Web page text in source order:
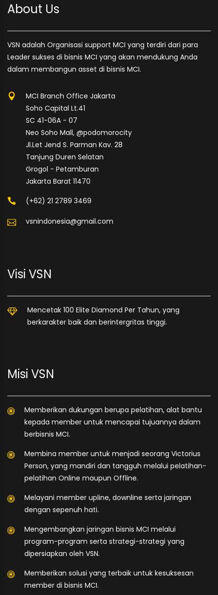
About Us
VSN adalah Organisasi support MCI yang terdiri dari para
Leader sukses di bisnis MCI yang akan mendukung Anda
dalam membangun asset di bisnis MCI.
MCI Branch Office Jakarta
Soho Capital Lt.41
SC 41-06A - 07
Neo Soho Mall, @podomorocity
Jl.Let Jend S. Parman Kav. 28
Tanjung Duren Selatan
Grogol - Petamburan
Jakarta Barat 11470
(+62) 21 2789 3469
vsnindonesia@gmail.com
Visi VSN
Mencetak 100 Elite Diamond Per Tahun, yang
berkarakter baik dan berintergritas tinggi.
Misi VSN
Memberikan dukungan berupa pelatihan, alat bantu
kepada member untuk mencapai tujuannya dalam
berbisnis MCI.
Membina member untuk menjadi seorang Victorius
Person, yang mandiri dan tangguh melalui pelatihan-
pelatihan Online maupun Offline.
Melayani member upline, downline serta jaringan
dengan sepenuh hati.
Mengembangkan jaringan bisnis MCI melalui
program-program serta strategi-strategi yang
dipersiapkan oleh VSN.
Memberikan solusi yang terbaik untuk kesuksesan
member di bisnis MCI.